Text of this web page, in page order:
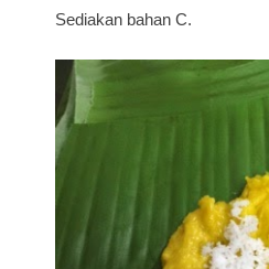
Sediakan bahan C.